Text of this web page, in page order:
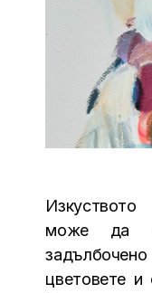
може да
задълбочено
цветовете и